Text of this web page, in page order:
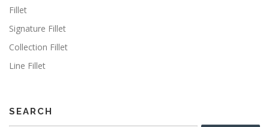
Fillet
Signature Fillet
Collection Fillet
Line Fillet
SEARCH